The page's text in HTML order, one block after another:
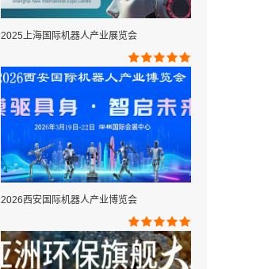
2025上海国际机器人产业展览会
2026西安国际机器人产业博览会